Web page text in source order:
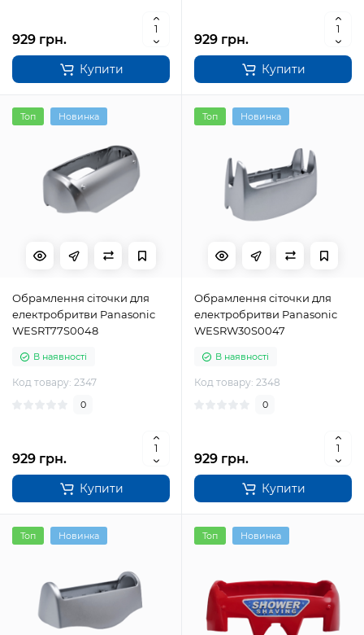
929 грн.
Купити
929 грн.
Купити
Топ Новинка
Обрамлення сіточки для
електробритви Panasonic
WESRT77S0048
В наявності
Код товару: 2347
0
929 грн.
Купити
Топ Новинка
Обрамлення сіточки для
електробритви Panasonic
WESRW30S0047
В наявності
Код товару: 2348
0
929 грн.
Купити
Топ Новинка Топ Новинка